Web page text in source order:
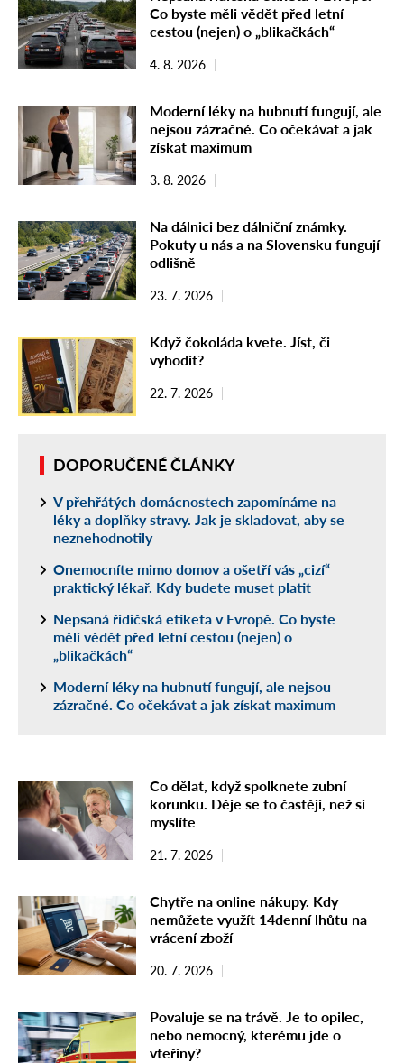
Co byste měli vědět před letní
cestou (nejen) o „blikačkách“
4. 8. 2026
Moderní léky na hubnutí fungují, ale
nejsou zázračné. Co očekávat a jak
získat maximum
3. 8. 2026
Na dálnici bez dálniční známky.
Pokuty u nás a na Slovensku fungují
odlišně
23. 7. 2026
Když čokoláda kvete. Jíst, či
vyhodit?
22. 7. 2026
DOPORUČENÉ ČLÁNKY
V přehřátých domácnostech zapomínáme na
léky a doplňky stravy. Jak je skladovat, aby se
neznehodnotily
Onemocníte mimo domov a ošetří vás „cizí“
praktický lékař. Kdy budete muset platit
Nepsaná řidičská etiketa v Evropě. Co byste
měli vědět před letní cestou (nejen) o
„blikačkách“
Moderní léky na hubnutí fungují, ale nejsou
zázračné. Co očekávat a jak získat maximum
Co dělat, když spolknete zubní
korunku. Děje se to častěji, než si
myslíte
21. 7. 2026
Chytře na online nákupy. Kdy
nemůžete využít 14denní lhůtu na
vrácení zboží
20. 7. 2026
Povaluje se na trávě. Je to opilec,
nebo nemocný, kterému jde o
vteřiny?